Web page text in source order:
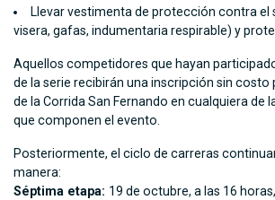
Llevar vestimenta de protección contra el
visera, gafas, indumentaria respirable) y
Aquellos competidores que hayan
de la serie recibirán una inscripción sin costo
de la Corrida San Fernando en cualquiera de
que componen el evento.
Posteriormente, el ciclo de carreras
manera:
Séptima etapa: 19 de octubre, a las 16